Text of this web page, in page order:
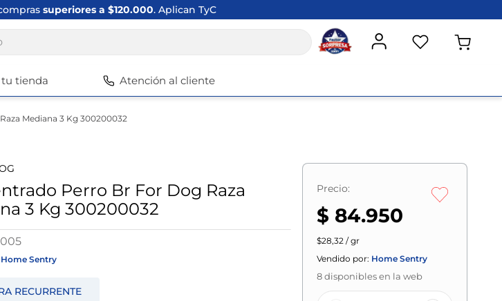
superiores a $120.000. Aplican TyC
tu tienda Atención al cliente
Mediana 3 Kg 300200032
Perro Br For Dog Raza
3 Kg 300200032
Home Sentry
Precio:
$ 84.950
$28,32 / gr
Vendido por: Home Sentry
8disponibles en la web